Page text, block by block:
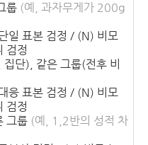
룹 (예, 과자무게가 200g
표본 검정 / (N) 비모
검정
단), 같은 그룹(전후 비
표본 검정 / (N) 비모
검정
그룹 (예, 1,2반의 성적 차